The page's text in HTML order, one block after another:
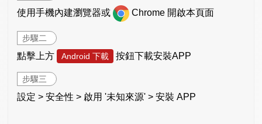
使用手機內建瀏覽器或 Chrome 開啟本頁面
步驟二
點擊上方 Android 下載 按鈕下載安裝APP
步驟三
設定 > 安全性 > 啟用 '未知來源' > 安裝 APP